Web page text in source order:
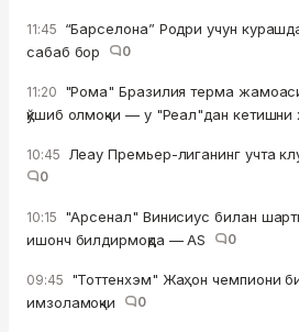
11:45 “Барселона” Родри учун
сабаб бор
0
11:20 "Рома" Бразилия терма
қўшиб олмоқчи — у "Реал"дан кетишни
10:45 Леау Премьер-лиганинг учта
0
10:15 "Арсенал" Винисиус билан
ишонч билдирмоқда — AS
0
09:45 "Тоттенхэм" Жаҳон чемпиони
имзоламоқчи
0